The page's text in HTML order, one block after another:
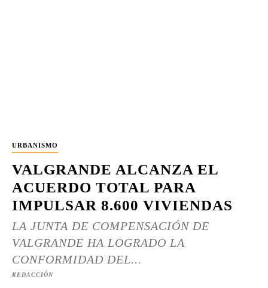
URBANISMO
VALGRANDE ALCANZA EL
ACUERDO TOTAL PARA
IMPULSAR 8.600 VIVIENDAS
LA JUNTA DE COMPENSACIÓN DE
VALGRANDE HA LOGRADO LA
CONFORMIDAD DEL...
REDACCIÓN